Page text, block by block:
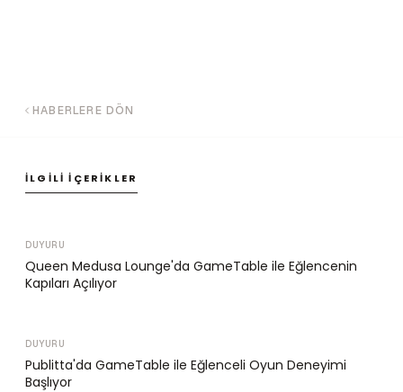
HABERLERE DÖN
İLGILI İÇERIKLER
DUYURU
Queen Medusa Lounge'da GameTable ile Eğlencenin
Kapıları Açılıyor
DUYURU
Publitta'da GameTable ile Eğlenceli Oyun Deneyimi
Başlıyor